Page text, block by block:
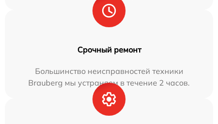
Срочный ремонт
Большинство неисправностей техники
Brauberg мы устраняем в течение 2 часов.